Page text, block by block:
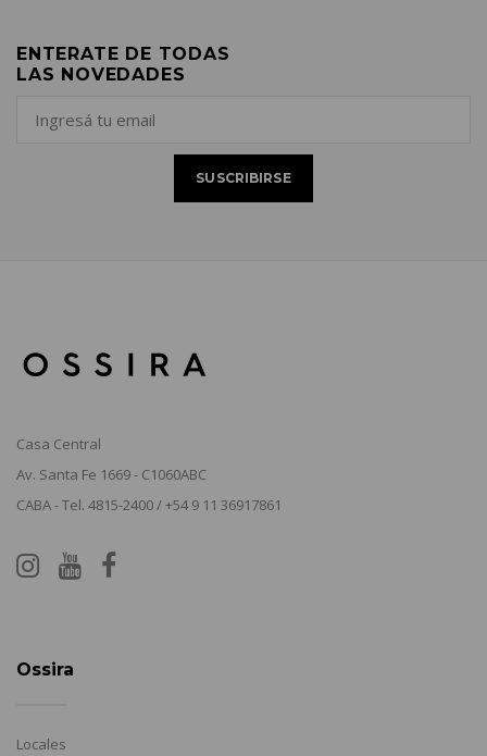
ENTERATE DE TODAS
LAS NOVEDADES
Casa Central
Av. Santa Fe 1669 - C1060ABC
CABA - Tel. 4815-2400 / +54 9 11 36917861
Ossira
Locales